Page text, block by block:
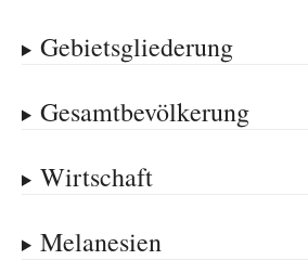
Gebietsgliederung
Gesamtbevölkerung
Wirtschaft
Melanesien